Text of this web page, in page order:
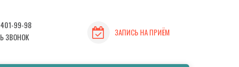
99-98
ЗВОНОК
ЗАПИСЬ НА ПРИЁМ